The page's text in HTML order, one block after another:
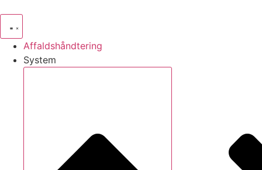
indhold
Affaldshåndtering
System